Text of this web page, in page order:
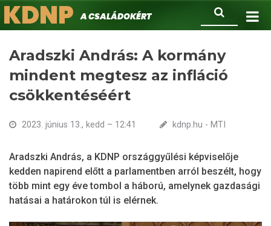
Ugrás
a
Keresés
KDNPA családokért.
Aradszki András: A kormány
mindent megtesz az infláció
csökkentéséért
2023. június 13., kedd – 12:41 kdnp.hu - MTI
Aradszki András, a KDNP országgyűlési képviselője
kedden napirend előtt a parlamentben arról beszélt, hogy
több mint egy éve tombol a háború, amelynek gazdasági
hatásai a határokon túl is elérnek.